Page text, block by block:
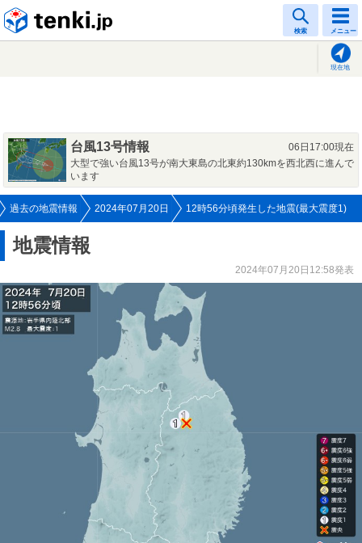
検索 メニュー
現在地
台風13号情報
06日17:00現在
大型で強い台風13号が南大東島の北東約130kmを西北西に進んで
います
過去の地震情報 2024年07月20日 12時56分頃発生した地震(最大震度1)
地震情報
2024年07月20日12:58発表